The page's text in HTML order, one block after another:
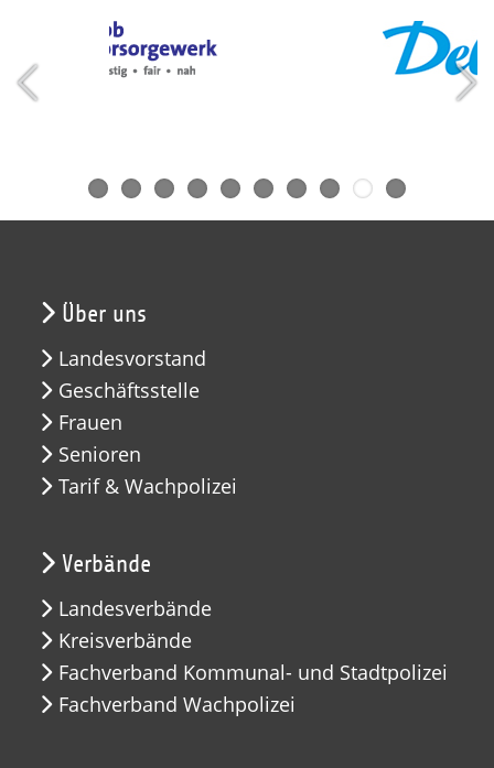
Über uns
Landesvorstand
Geschäftsstelle
Frauen
Senioren
Tarif & Wachpolizei
Verbände
Landesverbände
Kreisverbände
Fachverband Kommunal- und Stadtpolizei
Fachverband Wachpolizei